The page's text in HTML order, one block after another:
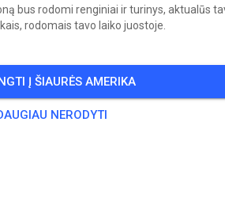
bus rodomi renginiai ir turinys, aktualūs
rodomais tavo laiko juostoje.
Į ŠIAURĖS AMERIKA
NERODYTI